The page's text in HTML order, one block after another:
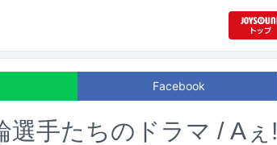
Facebook
選手たちのドラマ / Aぇ!